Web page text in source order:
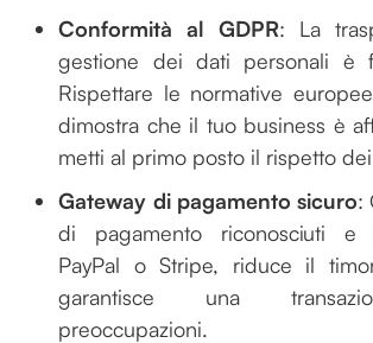
Conformità al GDPR: La
gestione dei dati personali è
Rispettare le normative
dimostra che il tuo business è
metti al primo posto il rispetto
Gateway di pagamento sicuro:
di pagamento riconosciuti e
PayPal o Stripe, riduce il
garantisce una
preoccupazioni.